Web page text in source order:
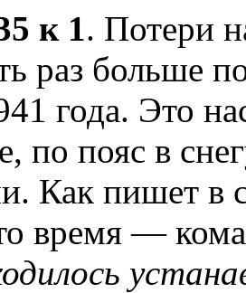
к 1. Потери
раз больше
года. Это
по пояс в
Как пишет в
время —